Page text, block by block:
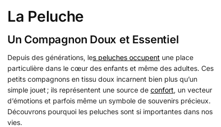
La Peluche
Un Compagnon Doux et Essentiel
Depuis des générations, les peluches occupent une place
particulière dans le cœur des enfants et même des adultes. Ces
petits compagnons en tissu doux incarnent bien plus qu’un
simple jouet ; ils représentent une source de confort, un vecteur
d’émotions et parfois même un symbole de souvenirs précieux.
Découvrons pourquoi les peluches sont si importantes dans nos
vies.